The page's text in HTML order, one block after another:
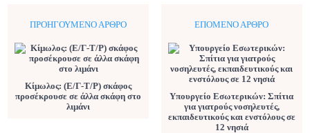
ΠΡΟΗΓΟΎΜΕΝΟ ΆΡΘΡΟ
Κίμωλος: (Ε/Γ-Τ/Ρ) σκάφος
προσέκρουσε σε άλλα σκάφη στο
λιμάνι
ΕΠΌΜΕΝΟ ΆΡΘΡΟ
Υπουργείο Εσωτερικών: Σπίτια
για γιατρούς νοσηλευτές,
εκπαιδευτικούς και ενστόλους σε
12 νησιά